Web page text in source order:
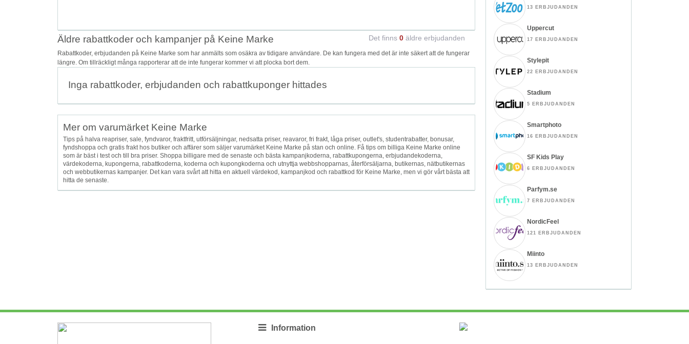
Äldre rabattkoder och kampanjer på Keine Marke Det finns 0 äldre erbjudanden
Rabattkoder, erbjudanden på Keine Marke som har anmälts som osäkra av tidigare användare. De kan fungera med det är inte säkert att de fungerar
längre. Om tillräckligt många rapporterar att de inte fungerar kommer vi att plocka bort dem.
Inga rabattkoder, erbjudanden och rabattkuponger hittades
Mer om varumärket Keine Marke
Tips på halva reapriser, sale, fyndvaror, fraktfritt, utförsäljningar, nedsatta priser, reavaror, fri frakt, låga priser, outlet's, studentrabatter, bonusar,
fyndshoppa och gratis frakt hos butiker och affärer som säljer varumärket Keine Marke på stan och online. Få tips om billiga Keine Marke online
som är bäst i test och till bra priser. Shoppa billigare med de senaste och bästa kampanjkoderna, rabattkupongerna, erbjudandekoderna,
värdekoderna, kupongerna, rabattkoderna, koderna och kupongkoderna och utnyttja webbshopparnas, återförsäljarna, butikernas, nätbutikernas
och webbutikernas kampanjer. Det kan vara svårt att hitta en aktuell värdekod, kampanjkod och rabattkod för Keine Marke, men vi gör vårt bästa att
hitta de senaste.
13 ERBJUDANDEN
Uppercut
17 ERBJUDANDEN
Stylepit
22 ERBJUDANDEN
Stadium
5 ERBJUDANDEN
Smartphoto
16 ERBJUDANDEN
SF Kids Play
6 ERBJUDANDEN
Parfym.se
7 ERBJUDANDEN
NordicFeel
121 ERBJUDANDEN
Miinto
13 ERBJUDANDEN
Information